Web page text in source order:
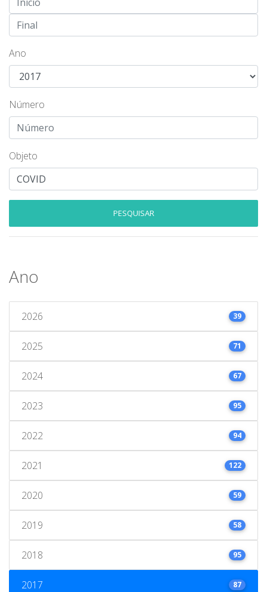
Ano
Número
Objeto
PESQUISAR
Ano
2026 39
2025 71
2024 67
2023 95
2022 94
2021 122
2020 59
2019 58
2018 95
2017 87